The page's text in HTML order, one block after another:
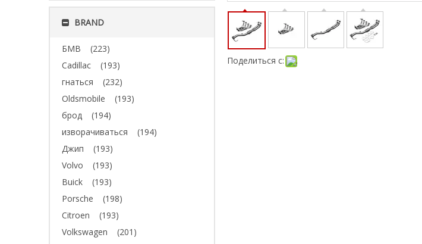
BRAND
БМВ
(223)
Cadillac
(193)
гнаться
(232)
Oldsmobile
(193)
брод
(194)
изворачиваться
(194)
Джип
(193)
Volvo
(193)
Buick
(193)
Porsche
(198)
Citroen
(193)
Volkswagen
(201)
Поделиться с: